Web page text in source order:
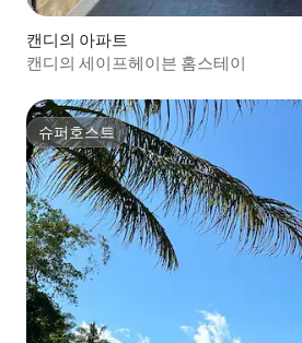
캔디의 아파트
캔디의 세이프헤이븐 홈스테이
슈퍼호스트
슈퍼호스트